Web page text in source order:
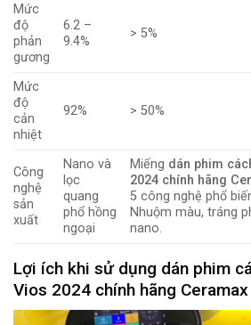
Mức
độ
phản
gương
6.2 –
9.4%
> 5%
Mức
độ
cản
nhiệt
92% > 50%
Công
nghệ
sản
xuất
Nano và
lọc
quang
phổ hồng
ngoại
Miếng dán phim
2024 chính hãng
5 công nghệ phổ
Nhuộm màu, tráng
nano.
Lợi ích khi sử dụng dán phim
Vios 2024 chính hãng Ceramax